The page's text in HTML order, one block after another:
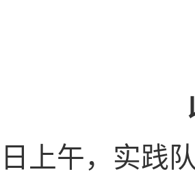
日上午，实践